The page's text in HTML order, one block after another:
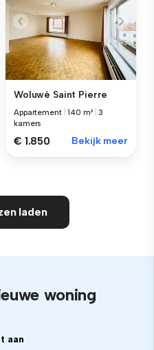
Woluwé Saint Pierre
Appartement |140 m² |3
kamers
€ 1.850 Bekijk meer
laden
woning
aan